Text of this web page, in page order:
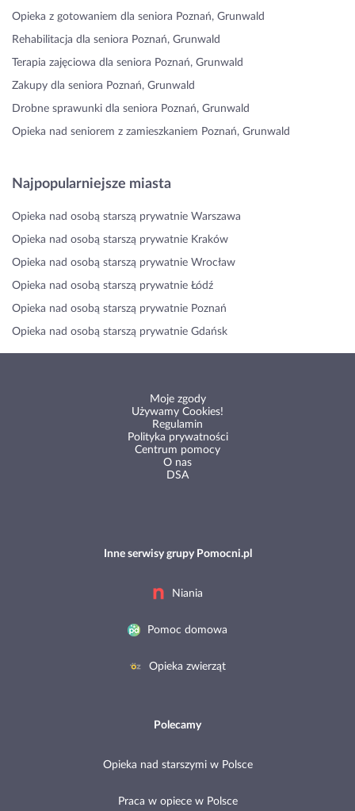
Opieka z gotowaniem dla seniora Poznań, Grunwald
Rehabilitacja dla seniora Poznań, Grunwald
Terapia zajęciowa dla seniora Poznań, Grunwald
Zakupy dla seniora Poznań, Grunwald
Drobne sprawunki dla seniora Poznań, Grunwald
Opieka nad seniorem z zamieszkaniem Poznań, Grunwald
Najpopularniejsze miasta
Opieka nad osobą starszą prywatnie Warszawa
Opieka nad osobą starszą prywatnie Kraków
Opieka nad osobą starszą prywatnie Wrocław
Opieka nad osobą starszą prywatnie Łódź
Opieka nad osobą starszą prywatnie Poznań
Opieka nad osobą starszą prywatnie Gdańsk
Moje zgody
Używamy Cookies!
Regulamin
Polityka prywatności
Centrum pomocy
O nas
DSA
Inne serwisy grupy Pomocni.pl
Niania
Pomoc domowa
Opieka zwierząt
Polecamy
Opieka nad starszymi w Polsce
Praca w opiece w Polsce